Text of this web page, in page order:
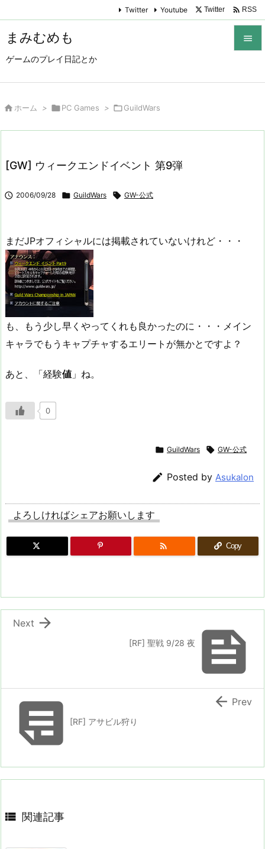
まみむめも
ゲームのプレイ日記とか

Twitter Youtube Twitter  RSS
 ホーム > PC Games > GuildWars
[GW] ウィークエンドイベント 第9弾
 2006/09/28  GuildWars  GW-公式
まだJPオフィシャルには掲載されていないけれど・・・
も、もう少し早くやってくれも良かったのに・・・メイン
キャラでもうキャプチャするエリートが無かとですよ？
あと、「経験値 」ね。
0
 GuildWars  GW-公式
 Posted by Asukalon
よろしければシェアお願いします
 Copy

[RF] 聖戦 9/28 夜

Next
[RF] アサビル狩り
 Prev
 関連記事